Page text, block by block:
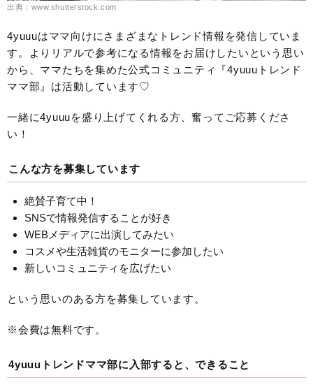
出典：www.shutterstock.com
4yuuuはママ向けにさまざまなトレンド情報を発信していま
す。よりリアルで参考になる情報をお届けしたいという思い
から、ママたちを集めた公式コミュニティ『4yuuuトレンド
ママ部』は活動しています♡
一緒に4yuuuを盛り上げてくれる方、奮ってご応募くださ
い！
こんな方を募集しています
絶賛子育て中！
SNSで情報発信することが好き
WEBメディアに出演してみたい
コスメや生活雑貨のモニターに参加したい
新しいコミュニティを広げたい
という思いのある方を募集しています。
※会費は無料です。
4yuuuトレンドママ部に入部すると、できること